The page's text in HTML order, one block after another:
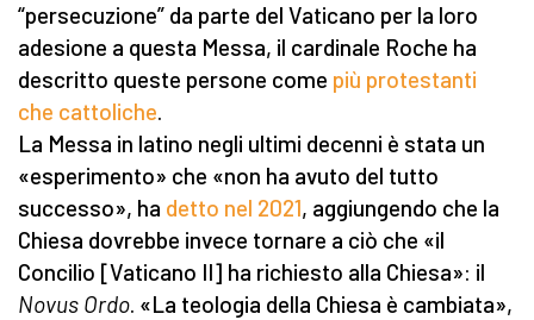
“persecuzione” da parte del Vaticano per la loro
adesione a questa Messa, il cardinale Roche ha
descritto queste persone come più protestanti
che cattoliche.
La Messa in latino negli ultimi decenni è stata un
«esperimento» che «non ha avuto del tutto
successo», ha detto nel 2021, aggiungendo che la
Chiesa dovrebbe invece tornare a ciò che «il
Concilio [Vaticano II] ha richiesto alla Chiesa»: il
Novus Ordo. «La teologia della Chiesa è cambiata»,